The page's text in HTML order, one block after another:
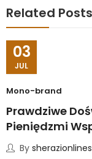
Related Posts
03
JUL
Mono-brand
Prawdziwe
Pieniędzmi
By